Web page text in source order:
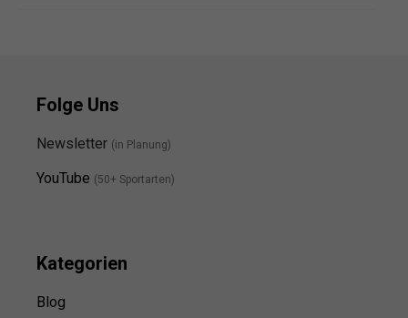
Folge Uns
Newsletter (in Planung)
YouTube (50+ Sportarten)
Kategorien
Blog